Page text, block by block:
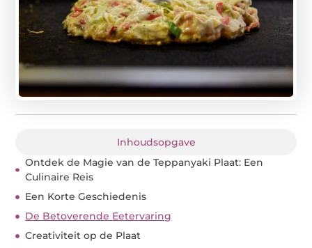
Inhoudsopgave
Ontdek de Magie van de Teppanyaki Plaat: Een
Culinaire Reis
Een Korte Geschiedenis
De Betoverende Eetervaring
Creativiteit op de Plaat